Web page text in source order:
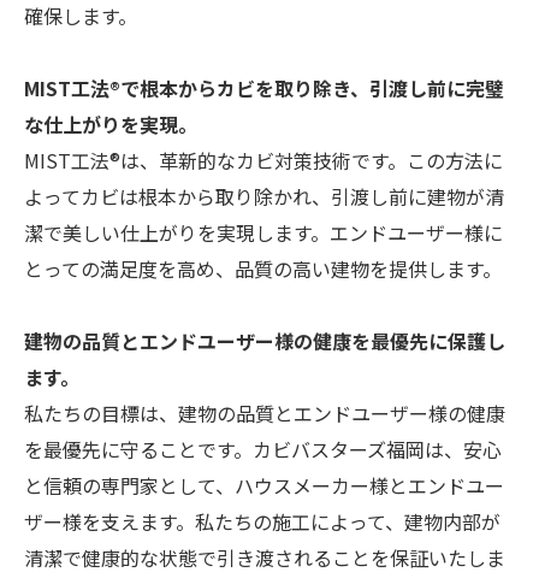
確保します。
MIST工法®で根本からカビを取り除き、引渡し前に完璧
な仕上がりを実現。
MIST工法®は、革新的なカビ対策技術です。この方法に
よってカビは根本から取り除かれ、引渡し前に建物が清
潔で美しい仕上がりを実現します。エンドユーザー様に
とっての満足度を高め、品質の高い建物を提供します。
建物の品質とエンドユーザー様の健康を最優先に保護し
ます。
私たちの目標は、建物の品質とエンドユーザー様の健康
を最優先に守ることです。カビバスターズ福岡は、安心
と信頼の専門家として、ハウスメーカー様とエンドユー
ザー様を支えます。私たちの施工によって、建物内部が
清潔で健康的な状態で引き渡されることを保証いたしま